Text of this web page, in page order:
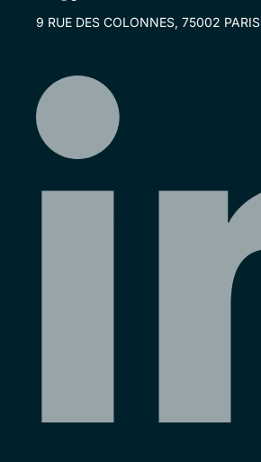
9 RUE DES COLONNES, 75002 PARIS